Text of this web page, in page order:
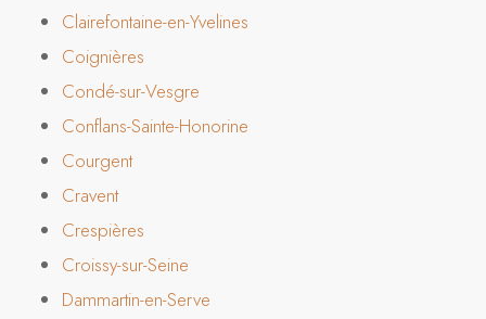
Clairefontaine-en-Yvelines
Coignières
Condé-sur-Vesgre
Conflans-Sainte-Honorine
Courgent
Cravent
Crespières
Croissy-sur-Seine
Dammartin-en-Serve